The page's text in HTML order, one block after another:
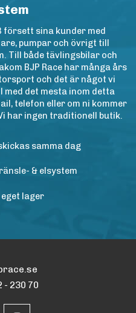
försett sina kunder med
pumpar och övrigt till
Till både tävlingsbilar och
BJP Race har många års
och det är något vi
med det mesta inom detta
telefon eller om ni kommer
har ingen traditionell butik.
samma dag
& elsystem
lager
- 230 70